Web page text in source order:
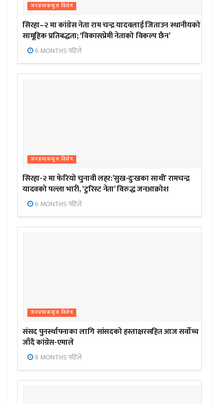
जनप्रभाबन्युज विशेष
सिरहा–२ मा कांग्रेस नेता राम चन्द्र यादवलाई जिताउन स्थानीयको
सामूहिक प्रतिबद्धता; ‘विकासप्रेमी नेताको विकल्प छैन’
6 MONTHS पहिले
जनप्रभाबन्युज विशेष
सिरहा-२ मा फेरियो चुनावी लहर:’सुख-दुःखका साथी’ रामचन्द्र
यादवको पल्ला भारी, ‘टुरिस्ट नेता’ विरुद्ध जनआक्रोश
6 MONTHS पहिले
जनप्रभाबन्युज विशेष
संसद पुनर्स्थापनाका लागि सांसदको हस्ताक्षरसहित आज सर्वोच्च
जाँदै कांग्रेस-एमाले
8 MONTHS पहिले